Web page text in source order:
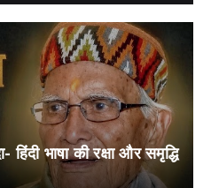
भाषा की रक्षा और समृद्धि